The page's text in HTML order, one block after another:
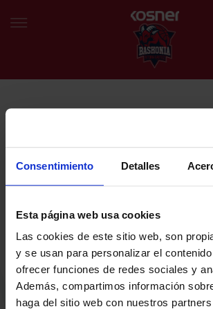
Consentimiento Detalles
Esta página web usa cookies
Las cookies de este sitio web, son
y se usan para personalizar el
ofrecer funciones de redes sociales y
Además, compartimos información
haga del sitio web con nuestros
BERRIAK
SARRERAK
EGUTEGIA
Egin bat gure harmaila birtualarekin eta izan
azken albiste eta promozioen berri izaten.
Baskoniaren Pribatutasun politika irakurri eta
Baskoniaren jarduerei, produktuei, zerbitzuei,
eta/edo sustapenei buruzko komunikazio
DENDA OFIZIALA BASKONIA
SARRERAK